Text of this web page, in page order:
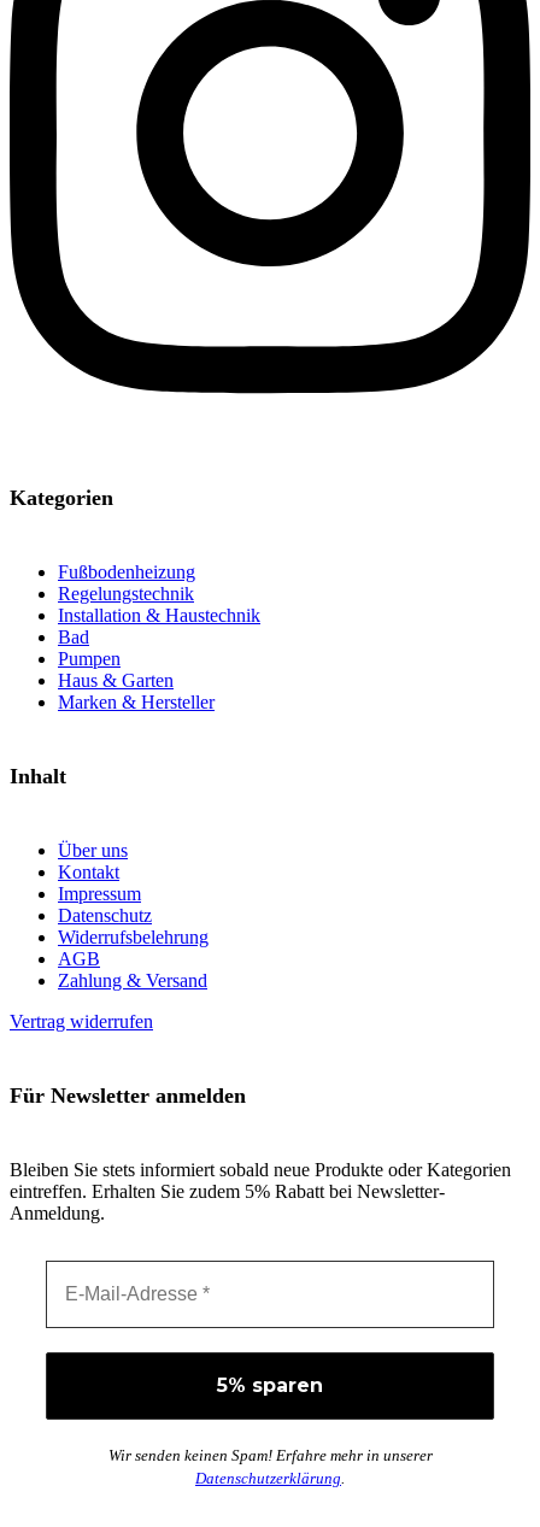
Kategorien
Fußbodenheizung
Regelungstechnik
Installation & Haustechnik
Bad
Pumpen
Haus & Garten
Marken & Hersteller
Inhalt
Über uns
Kontakt
Impressum
Datenschutz
Widerrufsbelehrung
AGB
Zahlung & Versand
Vertrag widerrufen
Für Newsletter anmelden
Bleiben Sie stets informiert sobald neue Produkte oder Kategorien
eintreffen. Erhalten Sie zudem 5% Rabatt bei Newsletter-
Anmeldung.
Wir senden keinen Spam! Erfahre mehr in unserer
Datenschutzerklärung